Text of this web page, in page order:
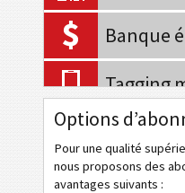
Banque
Tagging
Codes
Code32
Options
Pour une qualité
nous proposons des
avantages suivants :